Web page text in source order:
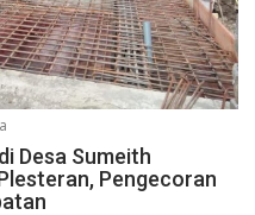
Desa Sumeith
Pengecoran